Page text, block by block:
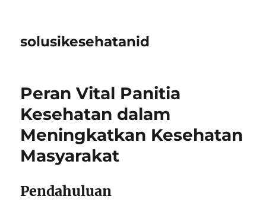
solusikesehatanid
Peran Vital Panitia
Kesehatan dalam
Meningkatkan Kesehatan
Masyarakat
Pendahuluan